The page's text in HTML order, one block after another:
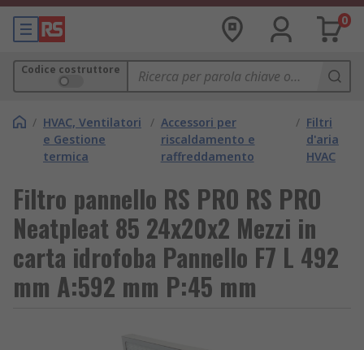
0
Codice costruttore
/ HVAC, Ventilatori
e Gestione
termica
/ Accessori per
riscaldamento e
raffreddamento
/ Filtri
d'aria
HVAC
Filtro pannello RS PRO RS PRO
Neatpleat 85 24x20x2 Mezzi in
carta idrofoba Pannello F7 L 492
mm A:592 mm P:45 mm